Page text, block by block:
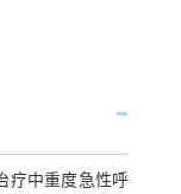
疗中重度急性呼